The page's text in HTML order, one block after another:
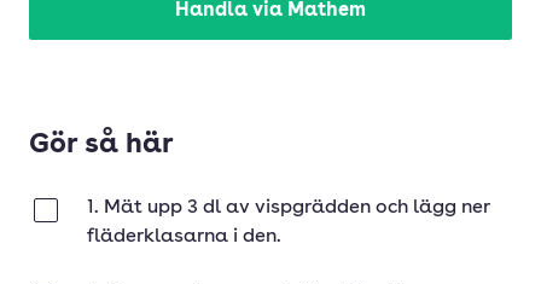
Handla via Mathem
Gör så här
1. Mät upp 3 dl av vispgrädden och lägg ner
fläderklasarna i den.